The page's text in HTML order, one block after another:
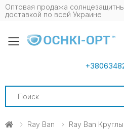
Оптовая продажа
доставкой по всей Украине
Toggle mobile
Search
Ray Ban
Ray Ban